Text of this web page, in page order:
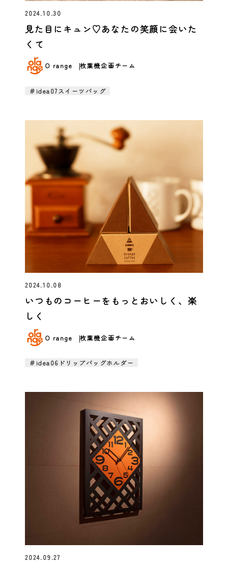
2024.10.30
見た目にキュン♡あなたの笑顔に会いた
くて
O range 枚葉機企画チーム
＃idea07スイーツバッグ
2024.10.08
いつものコーヒーをもっとおいしく、楽
しく
O range 枚葉機企画チーム
＃idea06ドリップバッグホルダー
2024.09.27